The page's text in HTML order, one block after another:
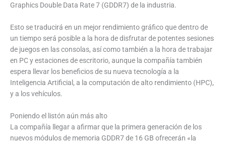
Graphics Double Data Rate 7 (GDDR7) de la industria.
Esto se traducirá en un mejor rendimiento gráfico que dentro de
un tiempo será posible a la hora de disfrutar de potentes sesiones
de juegos en las consolas, así como también a la hora de trabajar
en PC y estaciones de escritorio, aunque la compañía también
espera llevar los beneficios de su nueva tecnología a la
Inteligencia Artificial, a la computación de alto rendimiento (HPC),
y a los vehículos.
Poniendo el listón aún más alto
La compañía llegar a afirmar que la primera generación de los
nuevos módulos de memoria GDDR7 de 16 GB ofrecerán «la